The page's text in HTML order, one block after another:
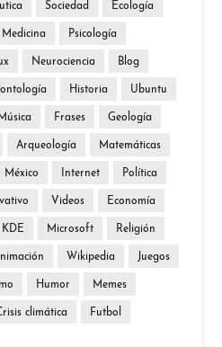
Sociedad Ecología
Medicina Psicología
Neurociencia Blog
Historia Ubuntu
Música Frases Geología
Arqueología Matemáticas
México Internet Política
Videos Economía
KDE Microsoft Religión
Wikipedia Juegos
Humor Memes
climática Futbol